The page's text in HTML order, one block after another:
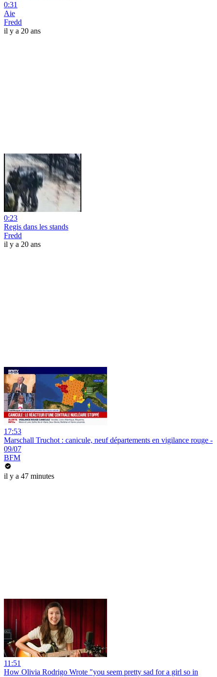
0:31
Aie
Fredd
il y a 20 ans
0:23
Regis dans les stands
Fredd
il y a 20 ans
17:53
Marschall Truchot : canicule, neuf départements en vigilance rouge -
09/07
BFM
il y a 47 minutes
11:51
How Olivia Rodrigo Wrote "you seem pretty sad for a girl so in